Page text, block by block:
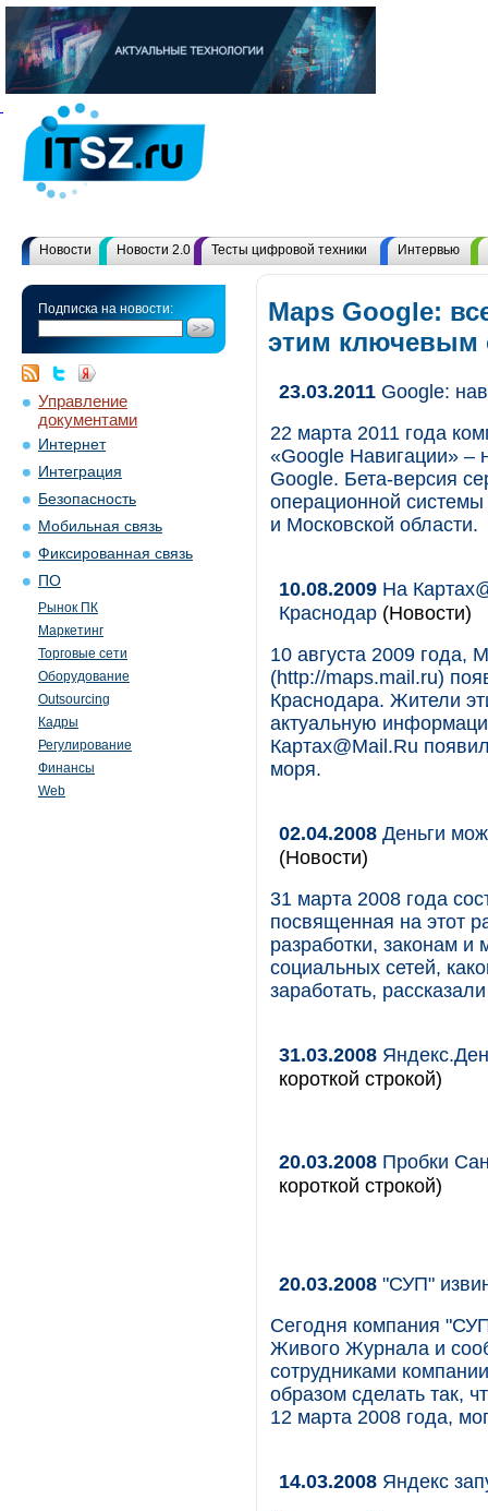
Новости Новости 2.0 Тесты цифровой техники Интервью
Подписка на новости:
Управление
документами
Интернет
Интеграция
Безопасность
Мобильная связь
Фиксированная связь
ПО
Рынок ПК
Маркетинг
Торговые сети
Оборудование
Outsourcing
Кадры
Регулирование
Финансы
Web
Maps Google:
этим ключевым
23.03.2011 Google:
22 марта 2011 года
«Google Навигации» –
Google. Бета-версия
операционной
и Московской области.
10.08.2009 На
Краснодар (Новости)
10 августа 2009 года,
(http://maps.mail.ru)
Краснодара. Жители
актуальную
Картах@Mail.Ru
моря.
02.04.2008 Деньги
(Новости)
31 марта 2008 года
посвященная на этот
разработки, законам и
социальных сетей,
заработать,
31.03.2008
короткой строкой)
20.03.2008 Пробки
короткой строкой)
20.03.2008 "СУП"
Сегодня компания
Живого Журнала и
сотрудниками
образом сделать так,
12 марта 2008 года,
14.03.2008 Яндекс